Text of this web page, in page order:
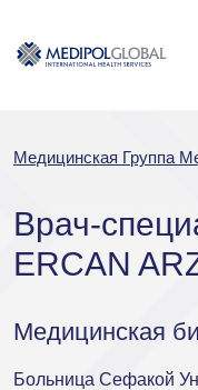
Медицинская Группа
Врач-
ERCAN
Медицинская
Больница Сефакой